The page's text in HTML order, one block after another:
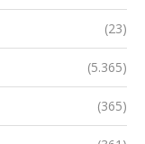
(23)
(5.365)
(365)